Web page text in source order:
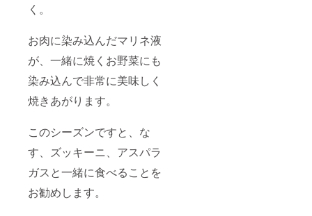
く。
お肉に染み込んだマリネ液
が、一緒に焼くお野菜にも
染み込んで非常に美味しく
焼きあがります。
このシーズンですと、な
す、ズッキーニ、アスパラ
ガスと一緒に食べることを
お勧めします。